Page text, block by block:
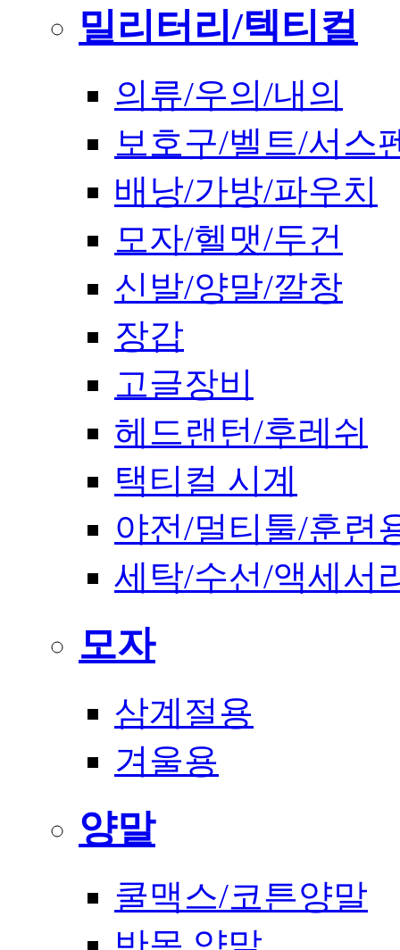
밀리터리/텍티컬
의류/우의/내의
보호구/벨트/서스
배낭/가방/파우치
모자/헬맷/두건
신발/양말/깔창
장갑
고글장비
헤드랜턴/후레쉬
택티컬 시계
야전/멀티툴/훈련
세탁/수선/액세서
모자
삼계절용
겨울용
양말
쿨맥스/코튼양말